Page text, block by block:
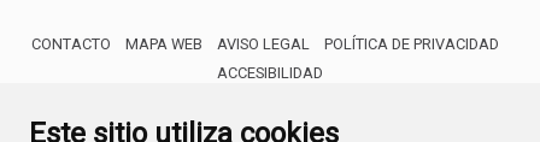
Este sitio utiliza cookies
CONTACTO MAPA WEB AVISO LEGAL
POLÍTICA DE PRIVACIDAD
ACCESIBILIDAD
ENLACE EXTERNO AL